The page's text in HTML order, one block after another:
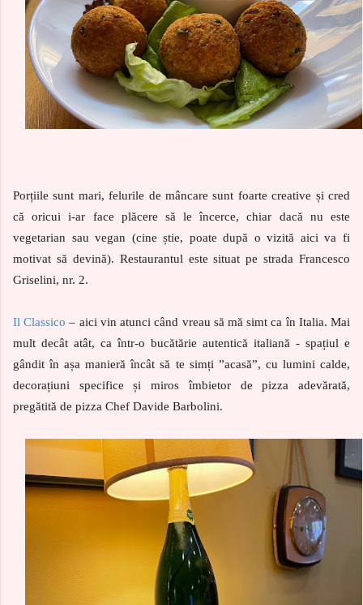
Porțiile sunt mari, felurile de mâncare sunt foarte creative și cred
că oricui i-ar face plăcere să le încerce, chiar dacă nu este
vegetarian sau vegan (cine știe, poate după o vizită aici va fi
motivat să devină). Restaurantul este situat pe strada Francesco
Griselini, nr. 2.
Il Classico – aici vin atunci când vreau să mă simt ca în Italia. Mai
mult decât atât, ca într-o bucătărie autentică italiană - spațiul e
gândit în așa manieră încât să te simți ”acasă”, cu lumini calde,
decorațiuni specifice și miros îmbietor de pizza adevărată,
pregătită de pizza Chef Davide Barbolini.